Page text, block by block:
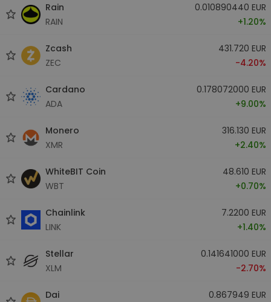
Rain
RAIN
0.010890440 EUR
+1.20%
Zcash
ZEC
431.720 EUR
-4.20%
Cardano
ADA
0.178072000 EUR
+9.00%
Monero
XMR
316.130 EUR
+2.40%
WhiteBIT Coin
WBT
48.610 EUR
+0.70%
Chainlink
LINK
7.2200 EUR
+1.40%
Stellar
XLM
0.141641000 EUR
-2.70%
Dai
0.867949 EUR